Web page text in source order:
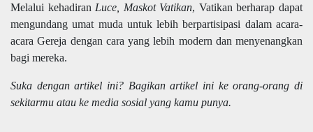
Melalui kehadiran Luce, Maskot Vatikan, Vatikan berharap dapat
mengundang umat muda untuk lebih berpartisipasi dalam acara-
acara Gereja dengan cara yang lebih modern dan menyenangkan
bagi mereka.
Suka dengan artikel ini? Bagikan artikel ini ke orang-orang di
sekitarmu atau ke media sosial yang kamu punya.